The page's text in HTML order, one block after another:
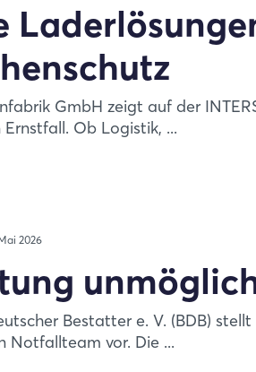
GmbH zeigt auf der
Ob Logistik, ...
2026
Bestatter e. V. (BDB)
Notfallteam vor. Die ...